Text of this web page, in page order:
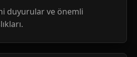
duyurular ve önemli